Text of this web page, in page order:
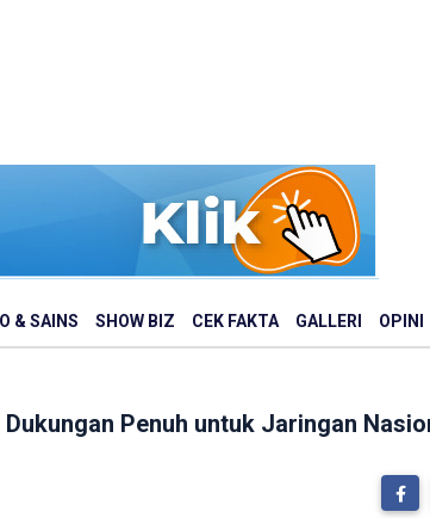
& SAINS SHOW BIZ CEK FAKTA GALLERI OPINI
Penuh untuk Jaringan